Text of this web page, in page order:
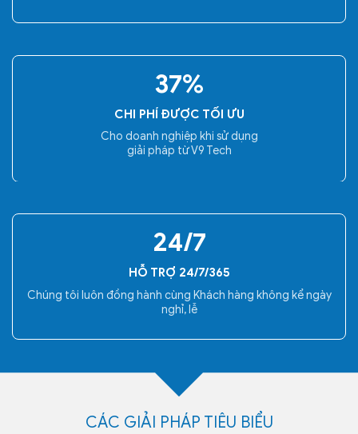
37%
CHI PHÍ ĐƯỢC TỐI ƯU
Cho doanh nghiệp khi sử dụng
giải pháp từ V9 Tech
24/7
HỖ TRỢ 24/7/365
Chúng tôi luôn đồng hành cùng Khách hàng không kể ngày
nghỉ, lễ
CÁC GIẢI PHÁP TIÊU BIỂU